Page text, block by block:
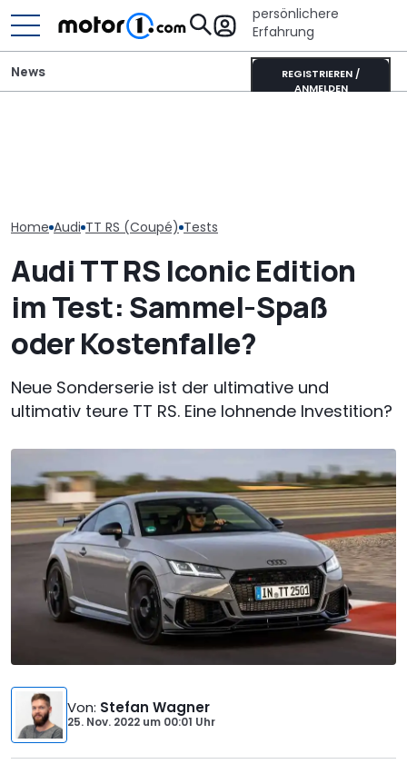
persönlichere
Erfahrung
REGISTRIEREN /
ANMELDEN
News
Home Audi TT RS (Coupé) Tests
Audi TT RS Iconic Edition
im Test: Sammel-Spaß
oder Kostenfalle?
Neue Sonderserie ist der ultimative und
ultimativ teure TT RS. Eine lohnende Investition?
Von: Stefan Wagner
25. Nov. 2022 um 00:01 Uhr